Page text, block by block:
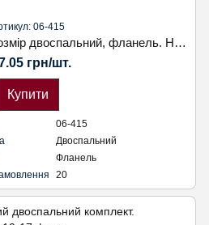
06-415
Постільний комплект. Розмір двоспальний, фланель. Наволочка 50х70. Koloco
грн/шт.
Купити
06-415
Двоспальний
Фланель
20